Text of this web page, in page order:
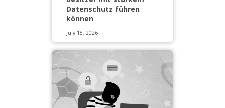
Datenschutz führen
können
July 15, 2026